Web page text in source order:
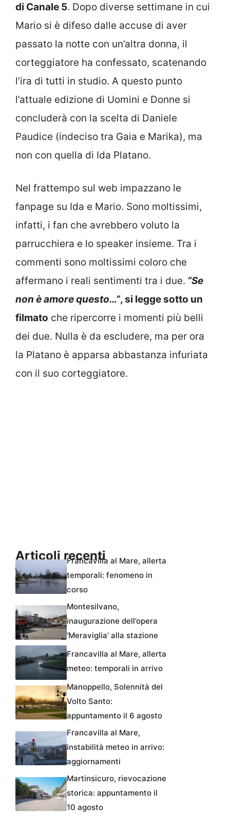
di Canale 5. Dopo diverse settimane in cui
Mario si è difeso dalle accuse di aver
passato la notte con un’altra donna, il
corteggiatore ha confessato, scatenando
l’ira di tutti in studio. A questo punto
l’attuale edizione di Uomini e Donne si
concluderà con la scelta di Daniele
Paudice (indeciso tra Gaia e Marika), ma
non con quella di Ida Platano.
Nel frattempo sul web impazzano le
fanpage su Ida e Mario. Sono moltissimi,
infatti, i fan che avrebbero voluto la
parrucchiera e lo speaker insieme. Tra i
commenti sono moltissimi coloro che
affermano i reali sentimenti tra i due. “Se
non è amore questo…”, si legge sotto un
filmato che ripercorre i momenti più belli
dei due. Nulla è da escludere, ma per ora
la Platano è apparsa abbastanza infuriata
con il suo corteggiatore.
Articoli recentiFrancavilla al Mare, allerta
temporali: fenomeno in
corso
Montesilvano,
inaugurazione dell’opera
‘Meraviglia’ alla stazione
Francavilla al Mare, allerta
meteo: temporali in arrivo
Manoppello, Solennità del
Volto Santo:
appuntamento il 6 agosto
Francavilla al Mare,
instabilità meteo in arrivo:
aggiornamenti
Martinsicuro, rievocazione
storica: appuntamento il
10 agosto